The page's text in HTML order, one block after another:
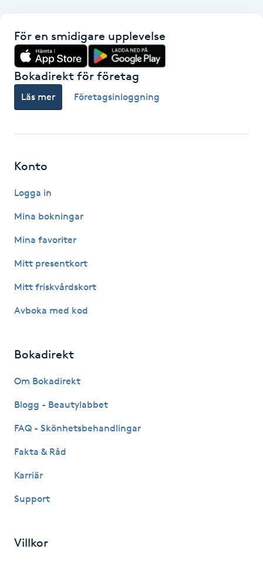
IPL hårborttagning
IR-massage
Japansk massage
Katun fransar
Keratinbehandling
Kinesiologi
Kinesisk medicin
Kiropraktik
Klangmassage
Klippning
Klippning & Slingor
Koppningsmassage
För en smidigare upplevelse
Bokadirekt för företag
Läs mer Företagsinloggning
Konto
Logga in
Mina bokningar
Mina favoriter
Mitt presentkort
Mitt friskvårdskort
Avboka med kod
Bokadirekt
Om Bokadirekt
Blogg - Beautylabbet
FAQ - Skönhetsbehandlingar
Fakta & Råd
Karriär
Support
Villkor